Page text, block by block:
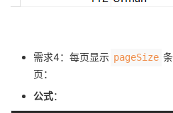
需求4：每页显示 pageSize
页：
公式：